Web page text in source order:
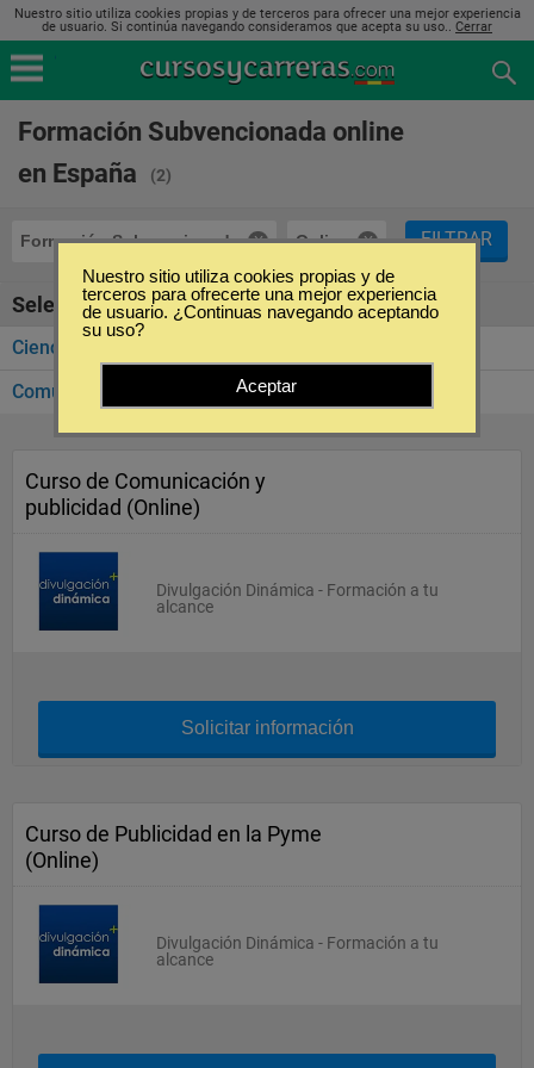
Nuestro sitio utiliza cookies propias y de terceros para ofrecer una mejor experiencia
de usuario. Si continúa navegando consideramos que acepta su uso.. Cerrar
Formación Subvencionada online
en España
(2)
Formación Subvencionada Online FILTRAR
Seleccione la categoría
Ciencias Económicas y Empresariales
Comunicación y Medios (1)
Curso de Comunicación y
publicidad (Online)
Divulgación Dinámica - Formación a tu
alcance
Solicitar información
Curso de Publicidad en la Pyme
(Online)
Divulgación Dinámica - Formación a tu
alcance
Nuestro sitio utiliza cookies propias y de
terceros para ofrecerte una mejor experiencia
de usuario. ¿Continuas navegando aceptando
su uso?
Aceptar